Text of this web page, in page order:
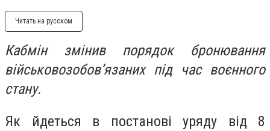
Читать на русском
Кабмін змінив порядок бронювання
військовозобовʼязаних під час воєнного
стану.
Як йдеться в постанові уряду від 8